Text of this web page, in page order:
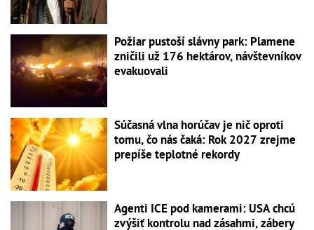
Požiar pustoší slávny park: Plamene
zničili už 176 hektárov, návštevníkov
evakuovali
Súčasná vlna horúčav je nič oproti
tomu, čo nás čaká: Rok 2027 zrejme
prepíše teplotné rekordy
Agenti ICE pod kamerami: USA chcú
zvýšiť kontrolu nad zásahmi, zábery